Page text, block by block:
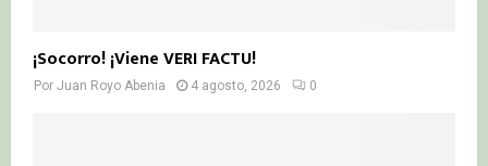
¡Socorro! ¡Viene VERI FACTU!
Por Juan Royo Abenia 4 agosto, 2026 0